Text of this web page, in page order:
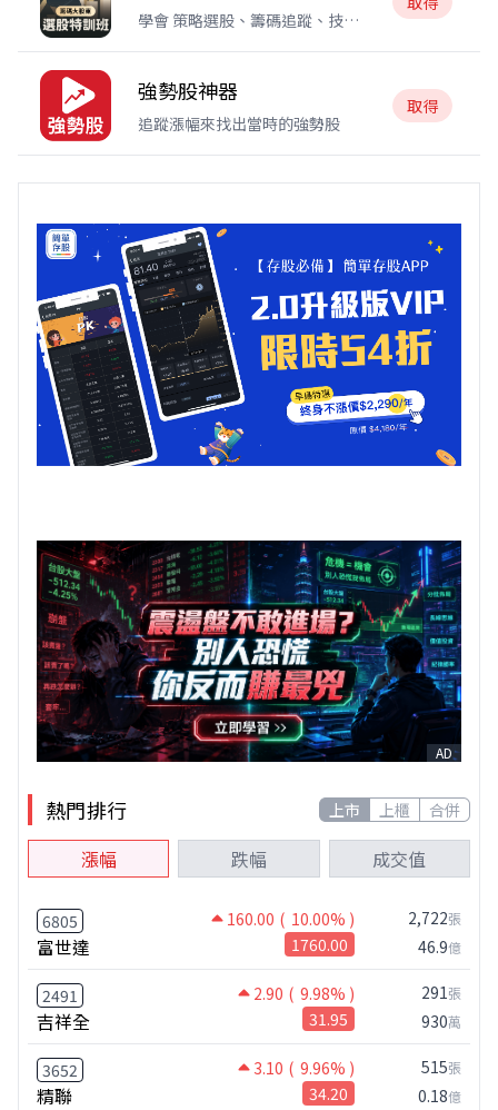
學會 策略選股、籌碼追蹤、技術
強勢股神器
追蹤漲幅來找出當時的強勢股
取得
AD
熱門排行 上市 上櫃 合併
漲幅 跌幅 成交值
6805 160.00 ( 10.00% )
富世達 1760.00
2,722張
46.9億
2491 2.90 ( 9.98% )
吉祥全 31.95
291張
930萬
3652 3.10 ( 9.96% )
精聯 34.20
515張
0.18億